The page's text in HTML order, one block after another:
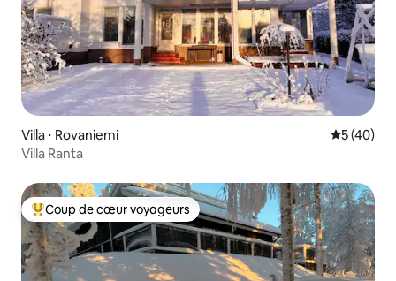
Villa ⋅ Rovaniemi
5 (40)
Villa Ranta
Coups de cœur voyageurs les plus appréciés
Coup de cœur voyageurs